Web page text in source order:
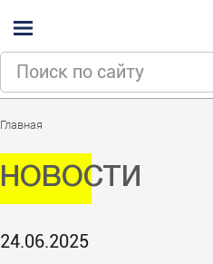
Главная
НОВОСТИ
24.06.2025